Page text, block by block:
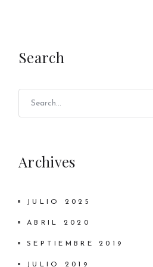
Search
Archives
JULIO 2025
ABRIL 2020
SEPTIEMBRE 2019
JULIO 2019